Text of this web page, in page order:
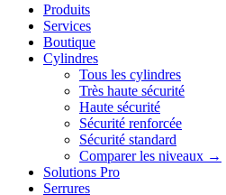
Produits
Services
Boutique
Cylindres
Tous les cylindres
Très haute sécurité
Haute sécurité
Sécurité renforcée
Sécurité standard
Comparer les niveaux →
Solutions Pro
Serrures